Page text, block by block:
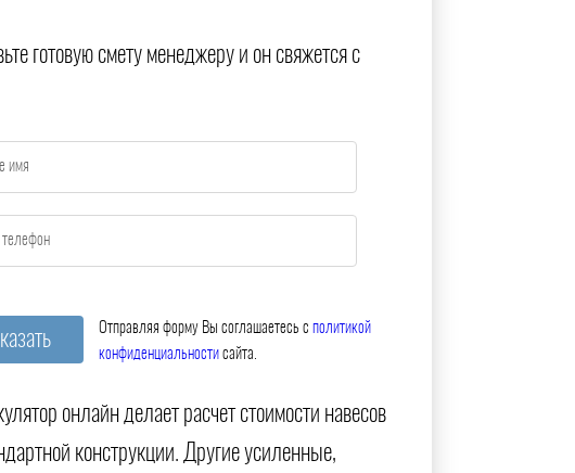
готовую смету менеджеру и он свяжется с
Отправляя форму Вы соглашаетесь с политикой
конфиденциальности сайта.
онлайн делает расчет стоимости навесов
конструкции. Другие усиленные,